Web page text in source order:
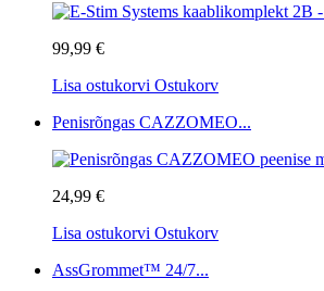
99,99 €
Lisa ostukorvi Ostukorv
Penisrõngas CAZZOMEO...
24,99 €
Lisa ostukorvi Ostukorv
AssGrommet™ 24/7...